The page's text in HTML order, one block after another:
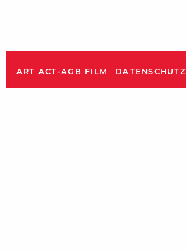
ART ACT-AGB FILM DATENSCHUTZ